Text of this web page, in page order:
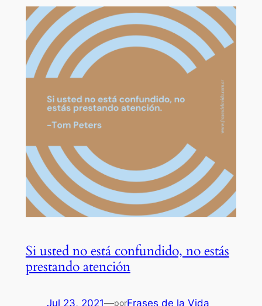
Si usted no está confundido, no estás
prestando atención
Jul 23, 2021—porFrases de la Vida